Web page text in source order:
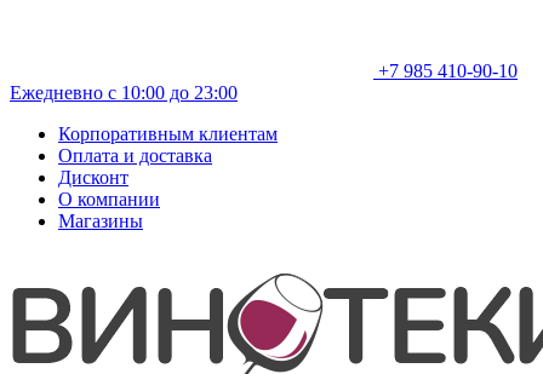
+7 985 410-90-10
Ежедневно с 10:00 до 23:00
Корпоративным клиентам
Оплата и доставка
Дисконт
О компании
Магазины